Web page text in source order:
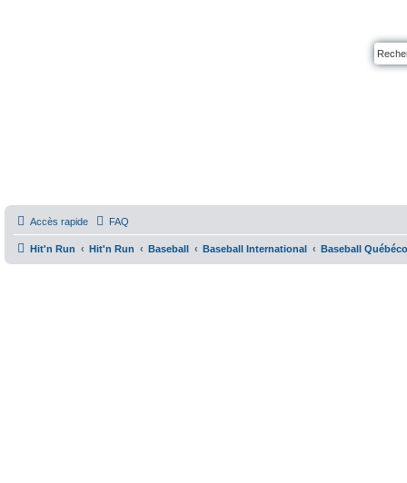
Accès rapide FAQ
Hit'n Run Hit'n Run Baseball Baseball International Baseball